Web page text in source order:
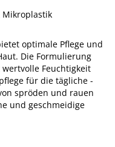
Mikroplastik
optimale Pflege und
Die Formulierung
Feuchtigkeit
für die tägliche
spröden und rauen
und geschmeidige